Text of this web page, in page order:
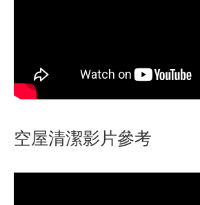
空屋清潔影片參考